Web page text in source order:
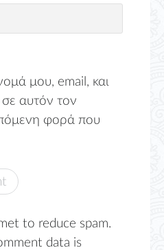
μου, email, και
αυτόν τον
φορά που
to reduce spam.
data is